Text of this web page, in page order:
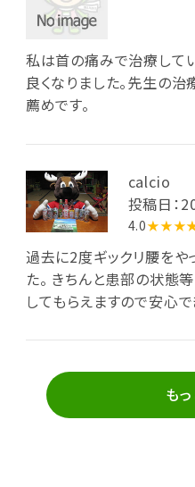
私は首の痛みで治療して
良くなりました。先生の
薦めです。
calcio
投稿日：
4.0
過去に2度ギックリ腰をや
た。 きちんと患部の状態
してもらえますので安心
行かれる事をお勧めします
も